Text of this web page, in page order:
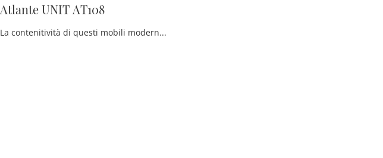
Atlante UNIT AT108
La contenitività di questi mobili moderni di Tomasella, come quello nella fotografia, ti assicureranno di avere sempre disponibile lo spazio di cui ...